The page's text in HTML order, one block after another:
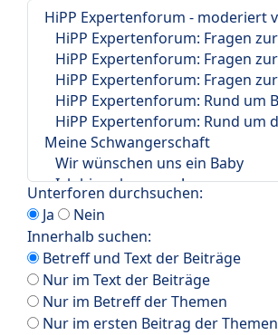
Unterforen durchsuchen:
Ja
Nein
Innerhalb suchen:
Betreff und Text der Beiträge
Nur im Text der Beiträge
Nur im Betreff der Themen
Nur im ersten Beitrag der Themen